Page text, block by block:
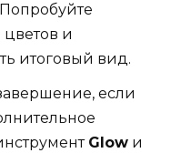
Попробуйте
и
итоговый вид.
если
Glow и